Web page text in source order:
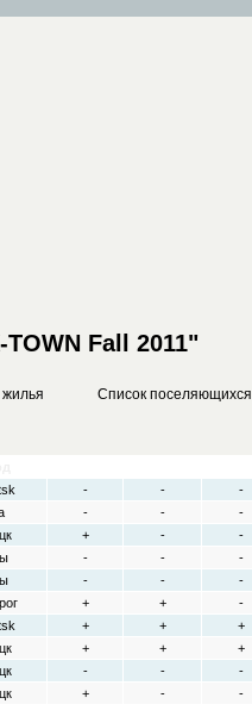
Fall 2011"
Список поселяющихся
- - -
- - -
+ - -
- - -
- - -
+ + -
+ + +
+ + +
- - -
+ - -